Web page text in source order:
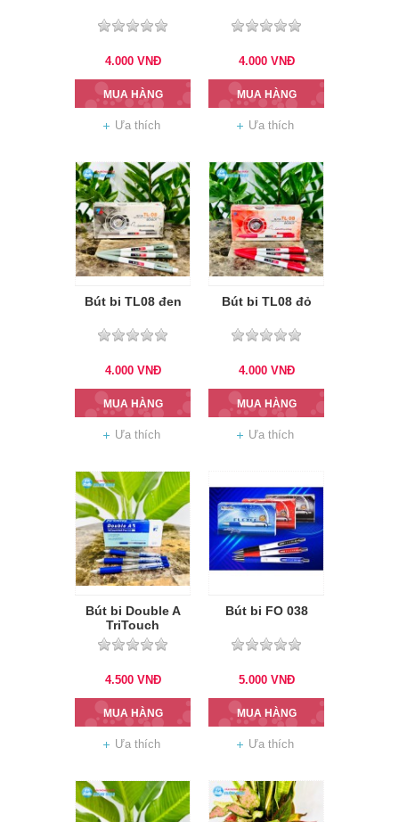
4.000 VNĐ
MUA HÀNG
Ưa thích
4.000 VNĐ
MUA HÀNG
Ưa thích
Bút bi TL08 đen
4.000 VNĐ
MUA HÀNG
Ưa thích
Bút bi TL08 đỏ
4.000 VNĐ
MUA HÀNG
Ưa thích
Bút bi Double A
TriTouch
4.500 VNĐ
MUA HÀNG
Ưa thích
Bút bi FO 038
5.000 VNĐ
MUA HÀNG
Ưa thích